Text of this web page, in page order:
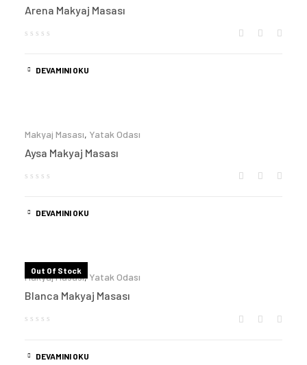
Arena Makyaj Masası
DEVAMINI OKU
Makyaj Masası, Yatak Odası
Aysa Makyaj Masası
DEVAMINI OKU
Out Of Stock
Makyaj Masası,Yatak Odası
Blanca Makyaj Masası
DEVAMINI OKU